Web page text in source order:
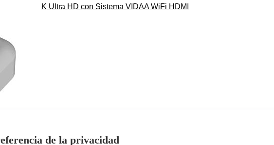
EL 4K Ultra HD con Sistema VIDAA WiFi HDMI
de la privacidad